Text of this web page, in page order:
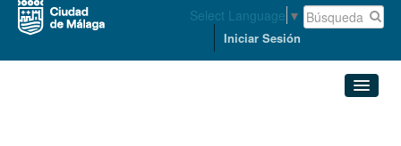
Select Language ▼
Iniciar Sesión